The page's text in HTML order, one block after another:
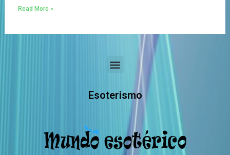
Read More »
Menu
Esoterismo